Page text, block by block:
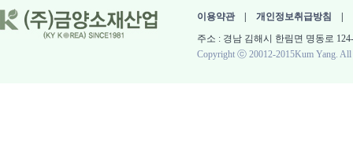
이용약관| 개인정보취급방침
주소 : 경남 김해시 한림면 명동로
Copyright ⓒ 20012-2015Kum Yang. All